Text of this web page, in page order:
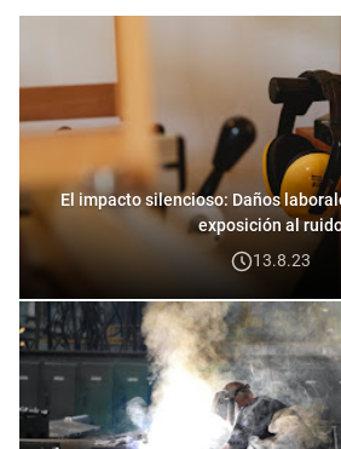
El impacto silencioso: Daños
exposición al
13.8.23